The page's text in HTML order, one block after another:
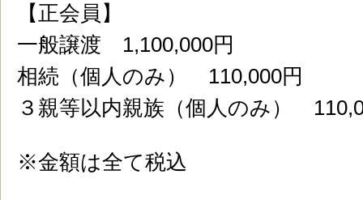
【正会員】
一般譲渡 1,100,000円
相続（個人のみ） 110,000円
３親等以内親族（個人のみ）
※金額は全て税込